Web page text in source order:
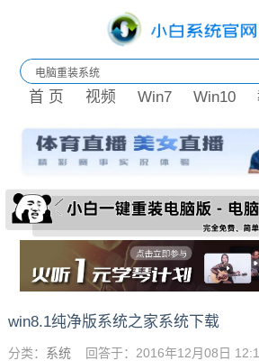
首 页 视频 Win7 Win10
win8.1纯净版系统之家系统下载
分类： 系统回答于：2016年12月08日